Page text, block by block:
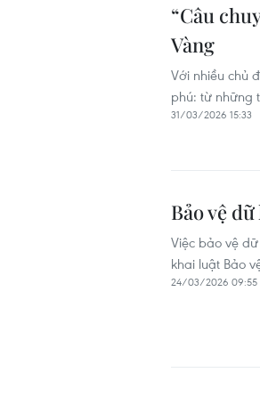
“Câu
Vàng
Với nhiều chủ
phú: từ những
31/03/2026 15:33
Bảo vệ
Việc bảo vệ
khai luật Bảo
24/03/2026 09:55